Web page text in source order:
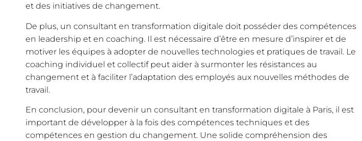
et des initiatives de changement.
De plus, un consultant en transformation digitale doit posséder des compétences
en leadership et en coaching. Il est nécessaire d’être en mesure d’inspirer et de
motiver les équipes à adopter de nouvelles technologies et pratiques de travail. Le
coaching individuel et collectif peut aider à surmonter les résistances au
changement et à faciliter l’adaptation des employés aux nouvelles méthodes de
travail.
En conclusion, pour devenir un consultant en transformation digitale à Paris, il est
important de développer à la fois des compétences techniques et des
compétences en gestion du changement. Une solide compréhension des